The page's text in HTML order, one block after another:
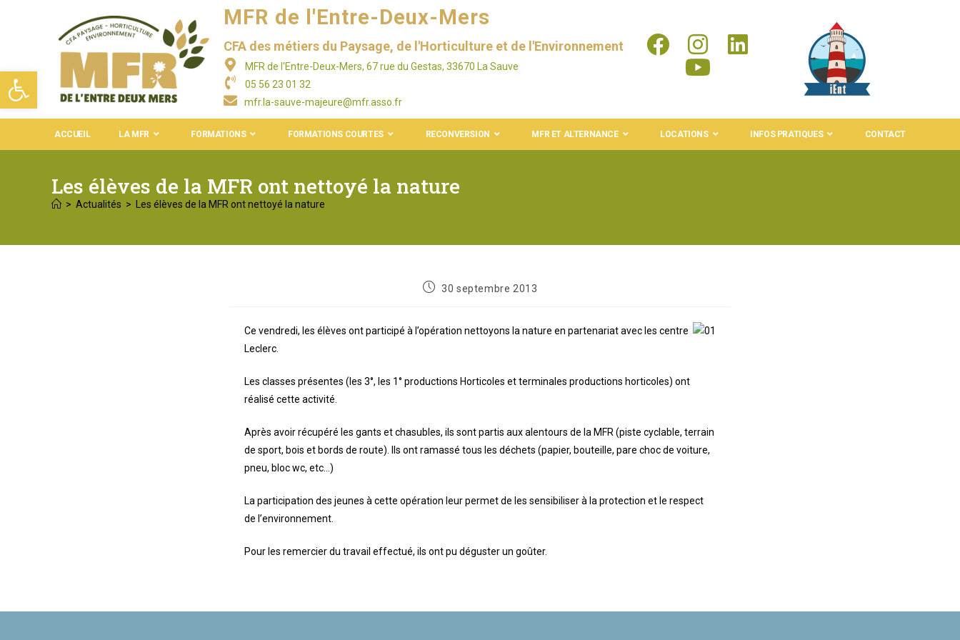
Ouvrir la barre d’outils
MFR de l'Entre-Deux-Mers
CFA des métiers du Paysage, de l'Horticulture et de l'Environnement
MFR de l'Entre-Deux-Mers, 67 rue du Gestas, 33670 La Sauve
05 56 23 01 32
mfr.la-sauve-majeure@mfr.asso.fr
ACCUEIL LA MFR FORMATIONS FORMATIONS COURTES RECONVERSION MFR ET ALTERNANCE LOCATIONS INFOS PRATIQUES CONTACT
Les élèves de la MFR ont nettoyé la nature
> Actualités > Les élèves de la MFR ont nettoyé la nature
30 septembre 2013
Ce vendredi, les élèves ont participé à l’opération nettoyons la nature en partenariat avec les centre
Leclerc.
Les classes présentes (les 3°, les 1° productions Horticoles et terminales productions horticoles) ont
réalisé cette activité.
Après avoir récupéré les gants et chasubles, ils sont partis aux alentours de la MFR (piste cyclable, terrain
de sport, bois et bords de route). Ils ont ramassé tous les déchets (papier, bouteille, pare choc de voiture,
pneu, bloc wc, etc…)
La participation des jeunes à cette opération leur permet de les sensibiliser à la protection et le respect
de l’environnement.
Pour les remercier du travail effectué, ils ont pu déguster un goûter.